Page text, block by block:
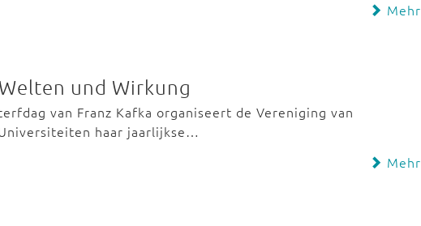
Mehr
und Wirkung
van Franz Kafka organiseert de Vereniging van
haar jaarlijkse…
Mehr